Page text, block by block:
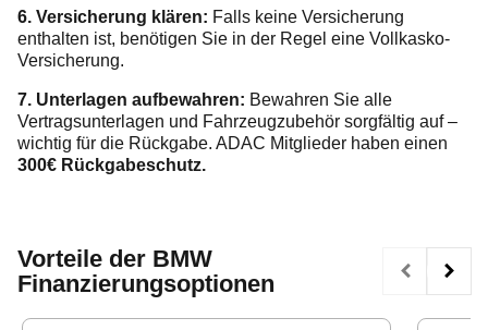
6. Versicherung klären: Falls keine Versicherung
enthalten ist, benötigen Sie in der Regel eine Vollkasko-
Versicherung.
7. Unterlagen aufbewahren: Bewahren Sie alle
Vertragsunterlagen und Fahrzeugzubehör sorgfältig auf –
wichtig für die Rückgabe. ADAC Mitglieder haben einen
300€ Rückgabeschutz.
Vorteile der BMW
Finanzierungsoptionen